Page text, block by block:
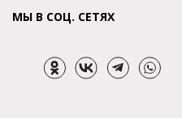
МЫ В СОЦ. СЕТЯХ